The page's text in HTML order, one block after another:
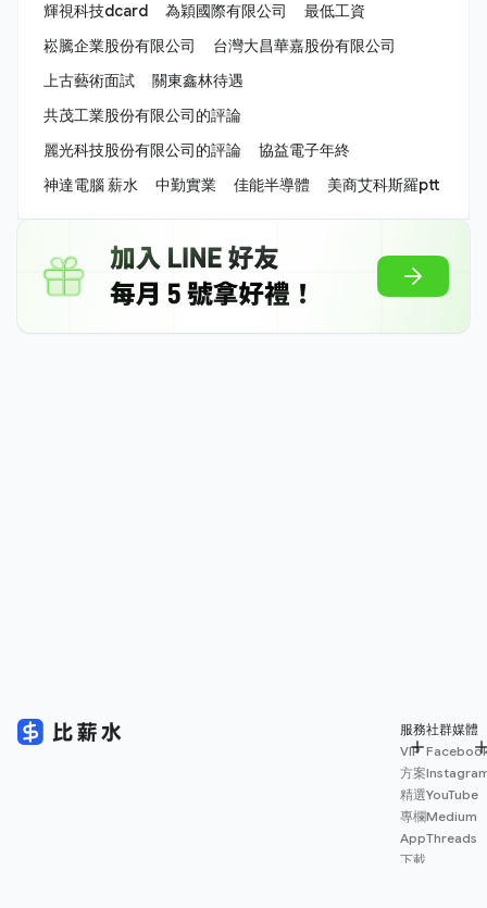
輝視科技dcard
為穎國際有限公司
最低工資
崧騰企業股份有限公司
台灣大昌華嘉股份有限公司
上古藝術面試
關東鑫林待遇
共茂工業股份有限公司的評論
麗光科技股份有限公司的評論
協益電子年終
神達電腦 薪水
中勤實業 佳能半導體 美商艾科斯羅ptt
服務
VIP
方案
精選
專欄
App
下載
社群媒體
YouTube
Medium
Threads